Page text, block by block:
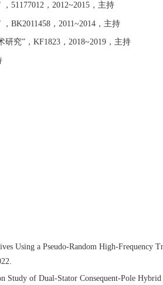
51177012 ， 2012~2015 ，主持
BK2011458 ， 2011~2014 ，主持
究”， KF1823 ， 2018~2019 ，主持
Using a Pseudo-Random High-Frequency
of Dual-Stator Consequent-Pole